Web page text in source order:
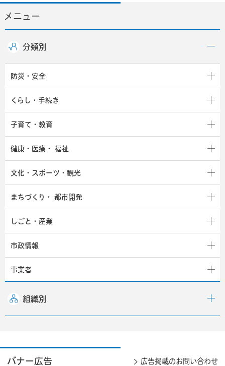
メニュー
分類別
防災・安全
くらし・手続き
子育て・教育
健康・医療・ 福祉
文化・スポーツ・観光
まちづくり・ 都市開発
しごと・産業
市政情報
事業者
組織別
バナー広告 広告掲載のお問い合わせ